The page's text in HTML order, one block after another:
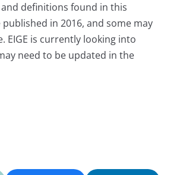
definitions found in this
published in 2016, and some may
EIGE is currently looking into
need to be updated in the